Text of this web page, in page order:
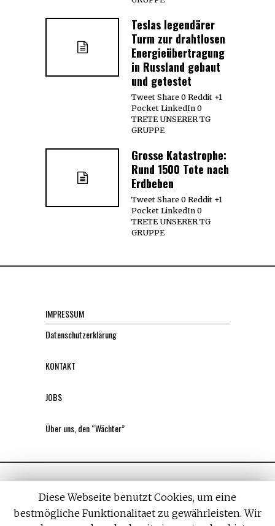
Teslas legendärer
Turm zur drahtlosen
Energieübertragung
in Russland gebaut
und getestet
Tweet Share 0 Reddit +1
Pocket LinkedIn 0
TRETE UNSERER TG
GRUPPE
Grosse Katastrophe:
Rund 1500 Tote nach
Erdbeben
Tweet Share 0 Reddit +1
Pocket LinkedIn 0
TRETE UNSERER TG
GRUPPE
IMPRESSUM
Datenschutzerklärung
KONTAKT
JOBS
Über uns, den “Wächter”
Diese Webseite benutzt Cookies, um eine
bestmögliche Funktionalitaet zu gewährleisten. Wir